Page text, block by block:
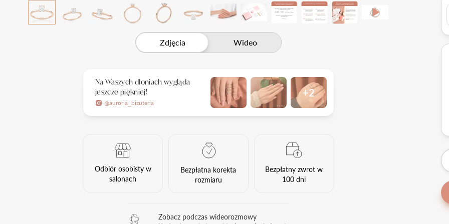
Zdjęcia Wideo
Na Waszych dłoniach wygląda
jeszcze piękniej!
@auroria_bizuteria
+2
Odbiór osobisty w
salonach
Bezpłatna korekta
rozmiaru
Bezpłatny zwrot w
100 dni
Zobacz podczas wideorozmowy